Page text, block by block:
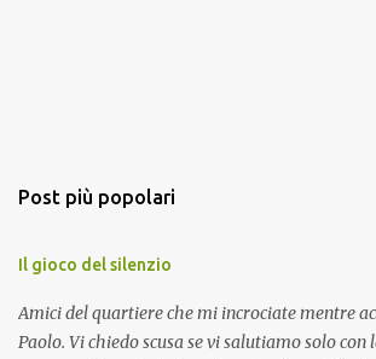
Post più popolari
Il gioco del silenzio
Amici del quartiere che mi incrociate mentre
Paolo. Vi chiedo scusa se vi salutiamo solo con